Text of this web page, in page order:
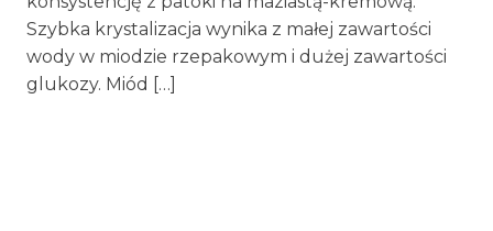
Szybka krystalizacja wynika z małej zawartości
wody w miodzie rzepakowym i dużej zawartości
glukozy. Miód […]